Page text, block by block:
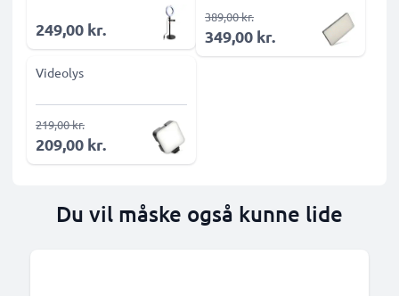
249,00 kr. 349,00 kr.
389,00 kr.
Videolys
209,00 kr.
219,00 kr.
Du vil måske også kunne lide